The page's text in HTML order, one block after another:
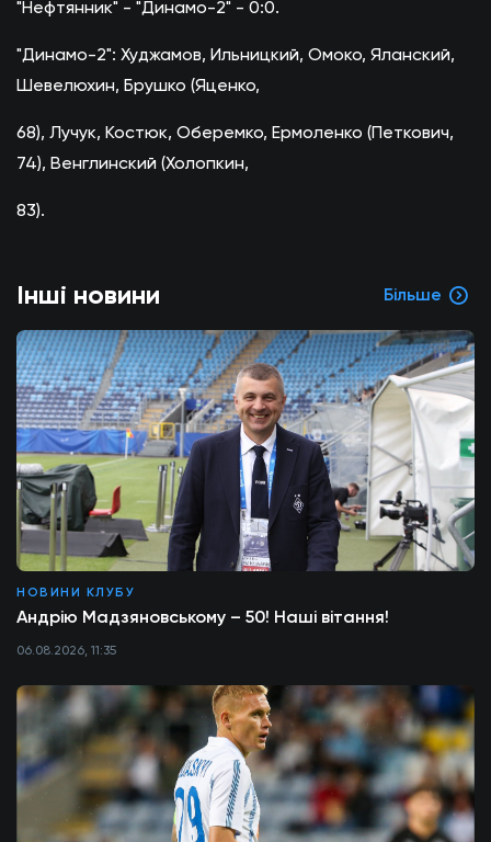
"Нефтянник" - "Динамо-2" - 0:0.
"Динамо-2": Худжамов, Ильницкий, Омоко, Яланский,
Шевелюхин, Брушко (Яценко,
68), Лучук, Костюк, Оберемко, Ермоленко (Петкович,
74), Венглинский (Холопкин,
83).
Інші новини Більше
НОВИНИ КЛУБУ
Андрію Мадзяновському – 50! Наші вітання!
06.08.2026, 11:35